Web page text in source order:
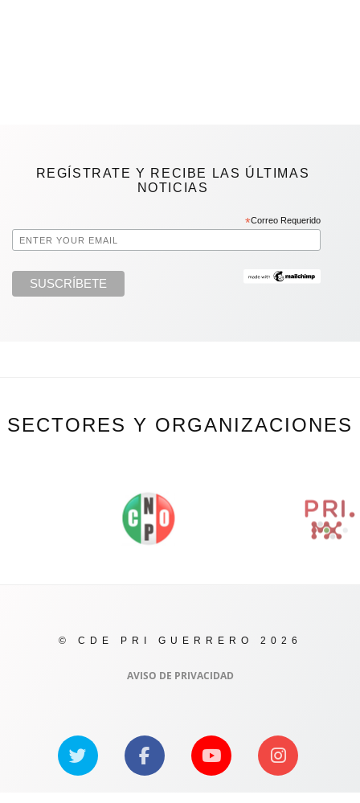
REGÍSTRATE Y RECIBE LAS ÚLTIMAS
NOTICIAS
*Correo Requerido
SECTORES Y ORGANIZACIONES
© CDE PRI GUERRERO 2026
AVISO DE PRIVACIDAD